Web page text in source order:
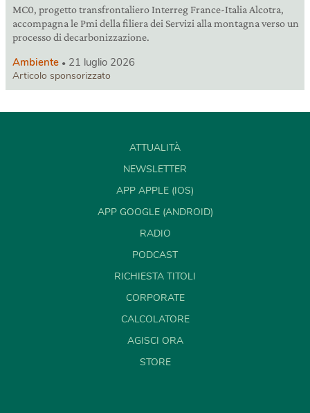
MC0, progetto transfrontaliero Interreg France-Italia Alcotra,
accompagna le Pmi della filiera dei Servizi alla montagna verso un
processo di decarbonizzazione.
Ambiente 21 luglio 2026
Articolo sponsorizzato
ATTUALITÀ
NEWSLETTER
APP APPLE (IOS)
APP GOOGLE (ANDROID)
RADIO
PODCAST
RICHIESTA TITOLI
CORPORATE
CALCOLATORE
AGISCI ORA
STORE